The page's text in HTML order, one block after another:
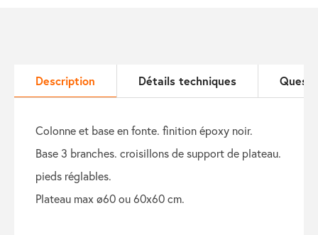
Description Détails techniques
colonne et base en fonte. finition époxy noir.
base 3 branches. croisillons de support de plateau.
pieds réglables.
plateau max ø60 ou 60x60 cm.